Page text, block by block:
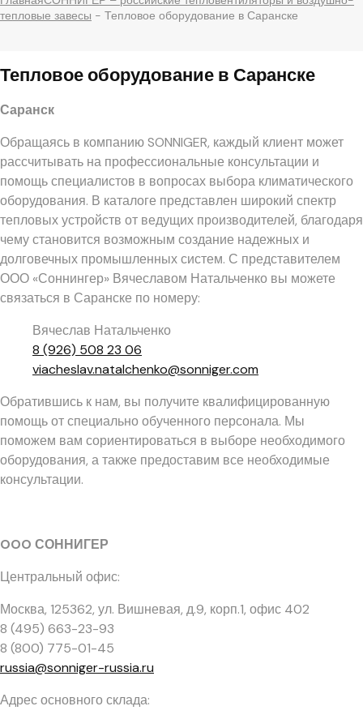
тепловые завесы - Тепловое оборудование в Саранске
Тепловое оборудование в Саранске
Саранск
Обращаясь в компанию SONNIGER, каждый клиент может
рассчитывать на профессиональные консультации и
помощь специалистов в вопросах выбора климатического
оборудования. В каталоге представлен широкий спектр
тепловых устройств от ведущих производителей, благодаря
чему становится возможным создание надежных и
долговечных промышленных систем. С представителем
ООО «Соннингер» Вячеславом Натальченко вы можете
связаться в Саранске по номеру:
Вячеслав Натальченко
8 (926) 508 23 06
viacheslav.natalchenko@sonniger.com
Обратившись к нам, вы получите квалифицированную
помощь от специально обученного персонала. Мы
поможем вам сориентироваться в выборе необходимого
оборудования, а также предоставим все необходимые
консультации.
OOO СОННИГЕР
Центральный офис:
Москва, 125362, ул. Вишневая, д.9, корп.1, офис 402
8 (495) 663-23-93
8 (800) 775-01-45
russia@sonniger-russia.ru
Адрес основного склада: